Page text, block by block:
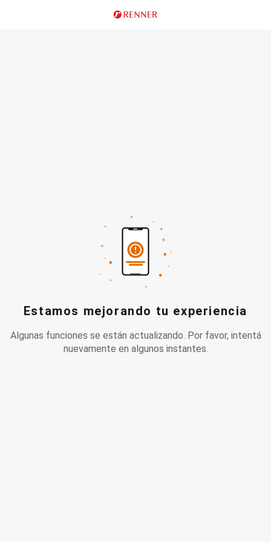
Estamos mejorando tu experiencia
Algunas funciones se están actualizando. Por favor, intentá
nuevamente en algunos instantes.